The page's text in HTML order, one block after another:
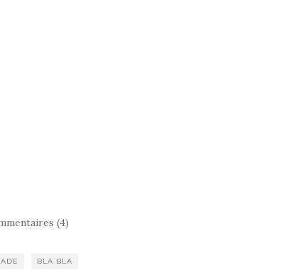
(4)
BLA BLA